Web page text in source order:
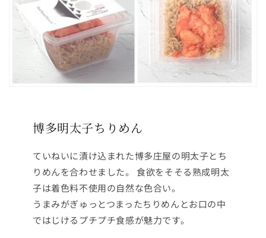
博多明太子ちりめん
ていねいに漬け込まれた博多庄屋の明太子とち
りめんを合わせました。 食欲をそそる熟成明太
子は着色料不使用の自然な色合い。
うまみがぎゅっとつまったちりめんとお口の中
ではじけるプチプチ食感が魅力です。